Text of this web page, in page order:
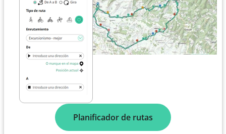
Planificador de rutas